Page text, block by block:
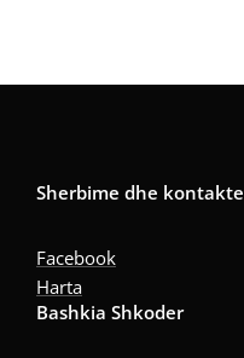
Sherbime dhe kontakte
Facebook
Harta
Bashkia Shkoder